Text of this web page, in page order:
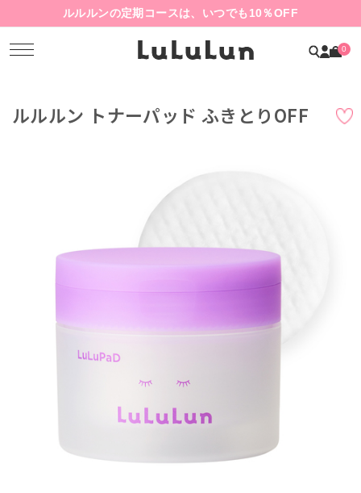
ルルルンの定期コースは、いつでも10％OFF
0
ルルルン トナーパッド ふきとりOFF